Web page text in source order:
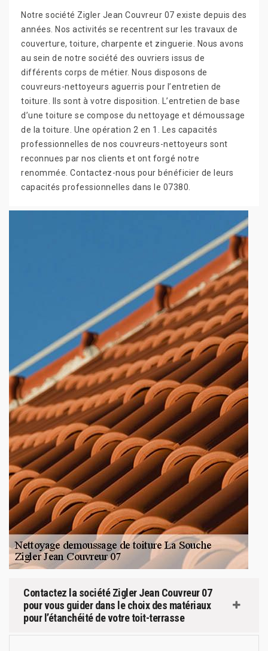
Notre société Zigler Jean Couvreur 07 existe depuis des
années. Nos activités se recentrent sur les travaux de
couverture, toiture, charpente et zinguerie. Nous avons
au sein de notre société des ouvriers issus de
différents corps de métier. Nous disposons de
couvreurs-nettoyeurs aguerris pour l’entretien de
toiture. Ils sont à votre disposition. L’entretien de base
d’une toiture se compose du nettoyage et démoussage
de la toiture. Une opération 2 en 1. Les capacités
professionnelles de nos couvreurs-nettoyeurs sont
reconnues par nos clients et ont forgé notre
renommée. Contactez-nous pour bénéficier de leurs
capacités professionnelles dans le 07380.
Contactez la société Zigler Jean Couvreur 07
pour vous guider dans le choix des matériaux
pour l’étanchéité de votre toit-terrasse